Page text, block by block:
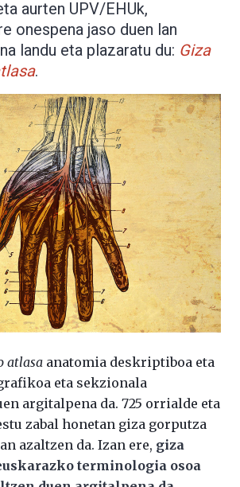
aurten UPV/EHUk,
onespena jaso duen lan
landu eta plazaratu du: Giza
.
atlasa anatomia deskriptiboa eta
eta sekzionala
argitalpena da. 725 orrialde eta
zabal honetan giza gorputza
azaltzen da. Izan ere, giza
terminologia osoa